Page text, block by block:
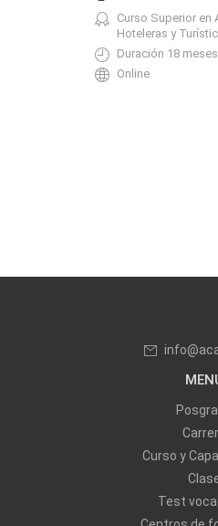
Curso Superior en
Hoteleras y
Duración 18
Online
Curso y
Test